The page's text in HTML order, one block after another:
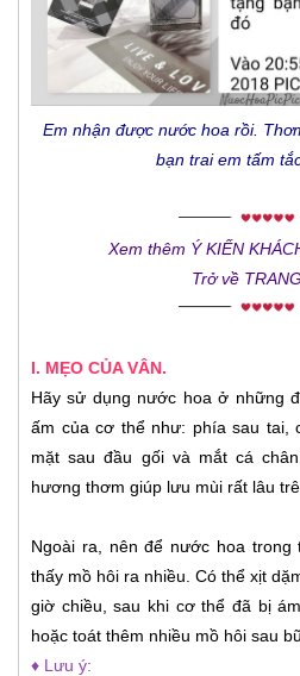
Em nhận được nước hoa rồi.
bạn trai em tấm
Xem thêm Ý KIẾN
Trở về
I. MẸO CỦA VÂN.
Hãy sử dụng nước hoa ở những
ấm của cơ thể như: phía sau tai,
mặt sau đầu gối và mắt cá
hương thơm giúp lưu mùi rất lâu
Ngoài ra, nên để nước hoa trong
thấy mồ hôi ra nhiều. Có thể xịt
giờ chiều, sau khi cơ thể đã bị
hoặc toát thêm nhiều mồ hôi sau
♦ Lưu ý: